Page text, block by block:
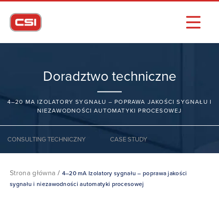
Doradztwo techniczne
4–20 MA IZOLATORY SYGNAŁU – POPRAWA JAKOŚCI SYGNAŁU I
NIEZAWODNOŚCI AUTOMATYKI PROCESOWEJ
CONSULTING TECHNICZNY CASE STUDY
Strona główna / 4–20 mA Izolatory sygnału – poprawa jakości
sygnału i niezawodności automatyki procesowej